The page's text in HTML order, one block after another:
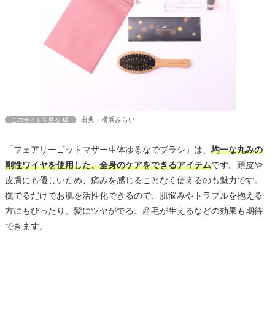
このサイトを見る 出典：横浜みらい
「フェアリーゴットマザー生体ゆるなでブラシ」は、 均一な丸みの
剛性ワイヤを使用した、全身のケアをできるアイテムです。頭皮や
皮膚にも優しいため、痛みを感じることなく使えるのも魅力です。
撫でるだけでお肌を活性化できるので、肌悩みやトラブルを抱える
方にもぴったり。髪にツヤがでる、産毛が生えるなどの効果も期待
できます。